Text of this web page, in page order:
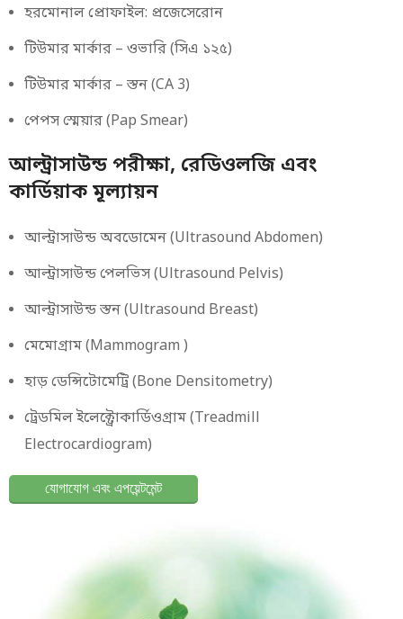
হরমোনাল প্রোফাইল: প্রজেসেরোন
টিউমার মার্কার – ওভারি (সিএ ১২৫)
টিউমার মার্কার – স্তন (CA 3)
পেপস স্মেয়ার (Pap Smear)
আল্ট্রাসাউন্ড পরীক্ষা, রেডিওলজি এবং
কার্ডিয়াক মূল্যায়ন
আল্ট্রাসাউন্ড অবডোমেন (Ultrasound Abdomen)
আল্ট্রাসাউন্ড পেলভিস (Ultrasound Pelvis)
আল্ট্রাসাউন্ড স্তন (Ultrasound Breast)
মেমোগ্রাম (Mammogram )
হাড় ডেন্সিটোমেট্রি (Bone Densitometry)
ট্রেডমিল ইলেক্ট্রোকার্ডিওগ্রাম (Treadmill
Electrocardiogram)
যোগাযোগ এবং এপয়েন্টমেন্ট